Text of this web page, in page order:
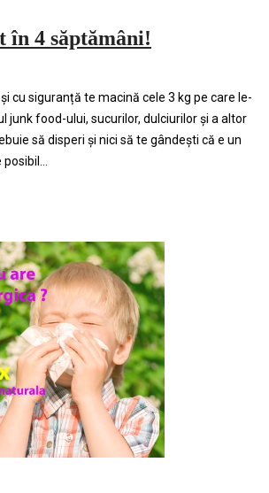
în 4 săptămâni!
cu siguranță te macină cele 3 kg pe care le-
junk food-ului, sucurilor, dulciurilor și a altor
să disperi și nici să te gândești că e un